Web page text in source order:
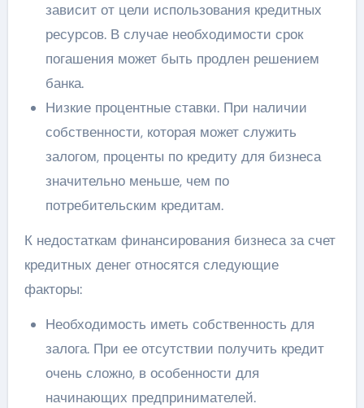
зависит от цели использования кредитных
ресурсов. В случае необходимости срок
погашения может быть продлен решением
банка.
Низкие процентные ставки. При наличии
собственности, которая может служить
залогом, проценты по кредиту для бизнеса
значительно меньше, чем по
потребительским кредитам.
К недостаткам финансирования бизнеса за счет
кредитных денег относятся следующие
факторы:
Необходимость иметь собственность для
залога. При ее отсутствии получить кредит
очень сложно, в особенности для
начинающих предпринимателей.